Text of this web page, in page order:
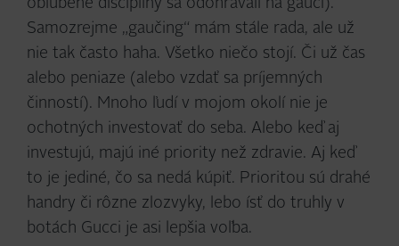
obľúbené disciplíny sa odohrávali na gauči).
Samozrejme „gaučing“ mám stále rada, ale už
nie tak často haha. Všetko niečo stojí. Či už čas
alebo peniaze (alebo vzdať sa príjemných
činností). Mnoho ľudí v mojom okolí nie je
ochotných investovať do seba. Alebo keď aj
investujú, majú iné priority než zdravie. Aj keď
to je jediné, čo sa nedá kúpiť. Prioritou sú drahé
handry či rôzne zlozvyky, lebo ísť do truhly v
botách Gucci je asi lepšia voľba.